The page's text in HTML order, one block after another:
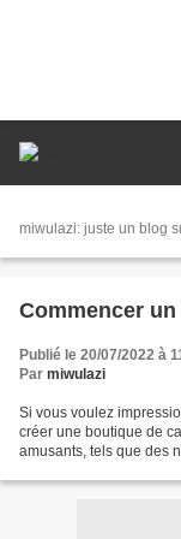
miwulazi: juste un blog
Commencer
Publié le 20/07/2022 à
Par miwulazi
Si vous voulez
créer une boutique de
amusants, tels que des